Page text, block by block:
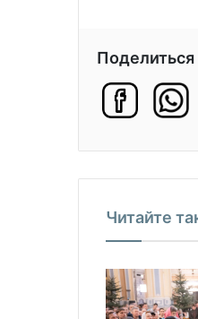
Поделиться
Читайте